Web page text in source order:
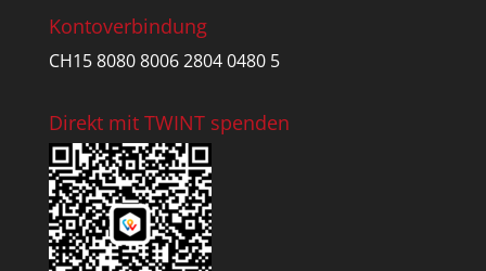
Kontoverbindung
CH15 8080 8006 2804 0480 5
Direkt mit TWINT spenden